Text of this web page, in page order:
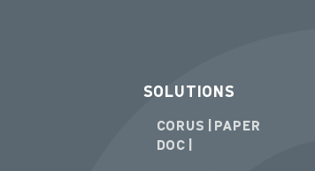
SOLUTIONS
CORUS | PAPER
DOC |